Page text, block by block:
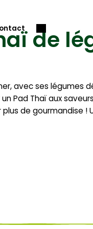
de
avec ses légumes
Pad Thaï aux
de gourmandise